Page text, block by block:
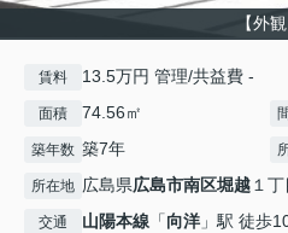
【外観
賃料 13.5万円 管理/共益費 -
面積 74.56㎡
築年数 築7年
所在地 広島県広島市南区堀越 １
交通 山陽本線 「向洋 」駅 徒歩